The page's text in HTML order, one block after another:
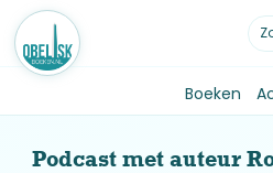
Boeken
Podcast met auteur